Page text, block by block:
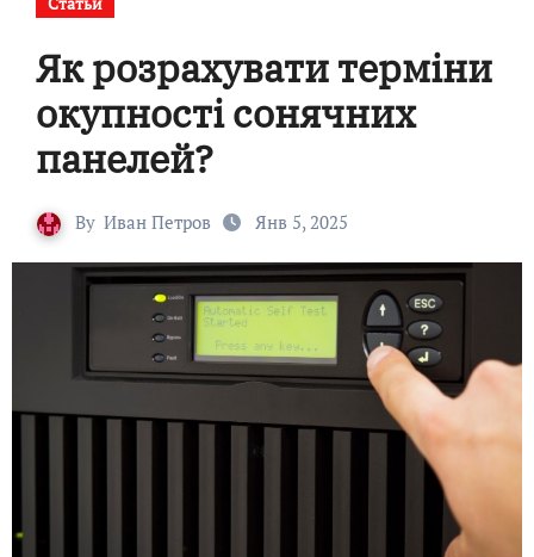
Як розрахувати терміни
окупності сонячних
панелей?
By Иван Петров Янв 5, 2025